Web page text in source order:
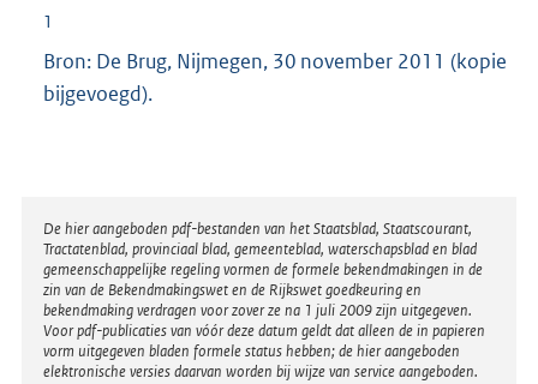
1
Bron: De Brug, Nijmegen, 30 november 2011 (kopie
bijgevoegd).
Disclaimer
De hier aangeboden pdf-bestanden van het Staatsblad, Staatscourant,
Tractatenblad, provinciaal blad, gemeenteblad, waterschapsblad en blad
gemeenschappelijke regeling vormen de formele bekendmakingen in de
zin van de Bekendmakingswet en de Rijkswet goedkeuring en
bekendmaking verdragen voor zover ze na 1 juli 2009 zijn uitgegeven.
Voor pdf-publicaties van vóór deze datum geldt dat alleen de in papieren
vorm uitgegeven bladen formele status hebben; de hier aangeboden
elektronische versies daarvan worden bij wijze van service aangeboden.